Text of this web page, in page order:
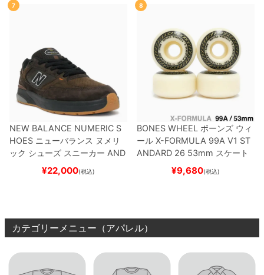
7
NEW BALANCE NUMERIC S
HOES ニューバランス ヌメリ
ック シューズ スニーカー AND
REW REYNOLDS 933
BROWN/BLACKスケート
¥22,000(税込)
8
BONES WHEEL ボーンズ ウィ
ール X-FORMULA 99A V1 ST
ANDARD 26 53mm スケート
ボード スケボー
¥9,680(税込)
カテゴリーメニュー（アパレル）